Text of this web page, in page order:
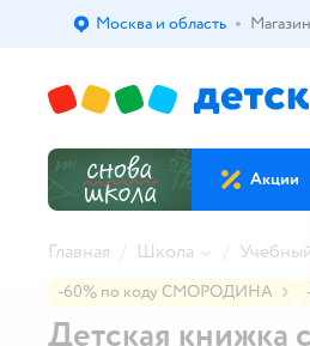
Выбор адреса доставки.
Москва и область
Акции
Главная Школа
-60% по коду СМОРОДИНА
Детская книжка